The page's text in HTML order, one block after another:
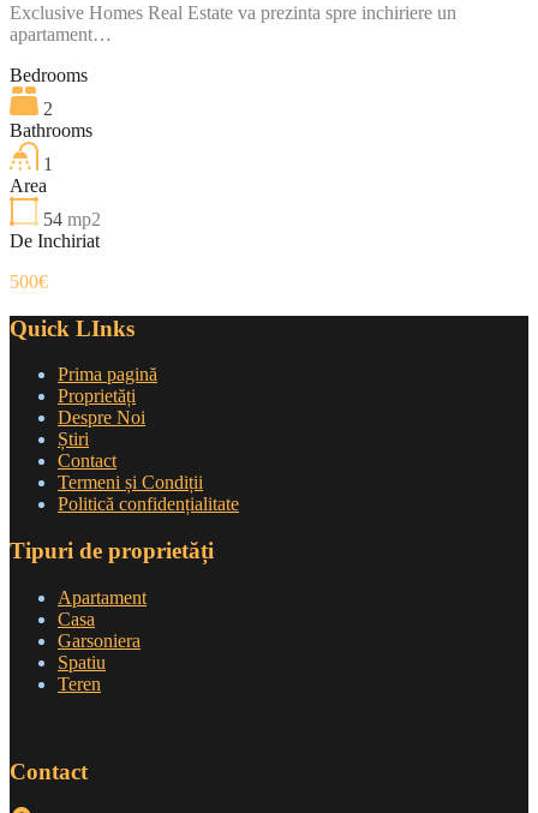
Exclusive Homes Real Estate va prezinta spre inchiriere un
apartament…
Bedrooms
2
Bathrooms
1
Area
54 mp2
De Inchiriat
500€
Quick LInks
Prima pagină
Proprietăți
Despre Noi
Știri
Contact
Termeni și Condiții
Politică confidențialitate
Tipuri de proprietăți
Apartament
Casa
Garsoniera
Spatiu
Teren
Contact